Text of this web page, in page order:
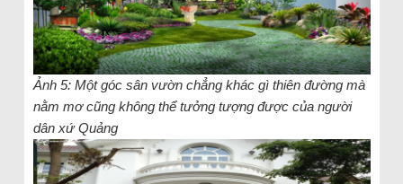
Ảnh 5: Một góc sân vườn chẳng khác gì thiên đường mà
nằm mơ cũng không thể tưởng tượng được của người
dân xứ Quảng